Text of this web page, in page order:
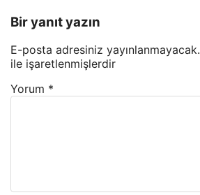
Bir yanıt yazın
E-posta adresiniz yayınlanmayacak.
ile işaretlenmişlerdir
Yorum *